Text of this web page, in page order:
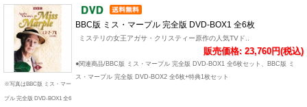
※写真はBBC版 ミス・マー
プル 完全版 DVD-BOX1 全6
BBC版 ミス・マープル 完全版 DVD-BOX1 全6枚
ミステリの女王アガサ・クリスティー原作の人気TVド..
販売価格: 23,760円(税込)
●関連商品/BBC版 ミス・マープル 完全版 DVD-BOX1 全6枚セット、BBC版 ミ
ス・マープル 完全版 DVD-BOX2 全6枚+特典1枚セット